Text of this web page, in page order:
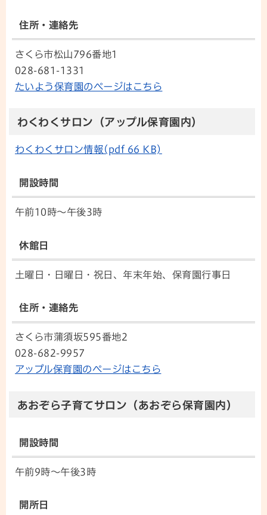
住所・連絡先
さくら市松山796番地1
028-681-1331
たいよう保育園のページはこちら
わくわくサロン（アップル保育園内）
わくわくサロン情報(pdf 66 KB)
開設時間
午前10時～午後3時
休館日
土曜日・日曜日・祝日、年末年始、保育園行事日
住所・連絡先
さくら市蒲須坂595番地2
028-682-9957
アップル保育園のページはこちら
あおぞら子育てサロン（あおぞら保育園内）
開設時間
午前9時～午後3時
開所日